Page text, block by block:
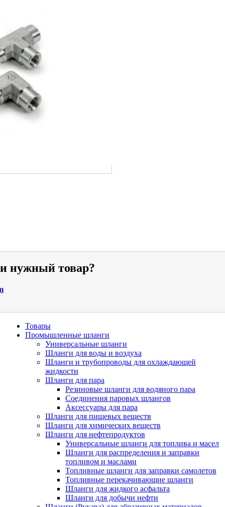
нужный товар?
Товары
Промышленные шланги
Универсальные шланги
Шланги для воды и воздуха
Шланги и трубопроводы для охлаждающей
жидкости
Шланги для пара
Резиновые шланги для водяного пара
Cоединения паровых шлангов
Аксессуары для пара
Шланги для пищевых веществ
Шланги для химических веществ
Шланги для нефтепродуктов
Универсальные шланги для топлива и масел
Шланги для распределения и заправки
топливом и маслами
Топливные шланги для заправки самолетов
Топливные перекачивающие шланги
Шланги для жидкого асфальта
Шланги для добычи нефти